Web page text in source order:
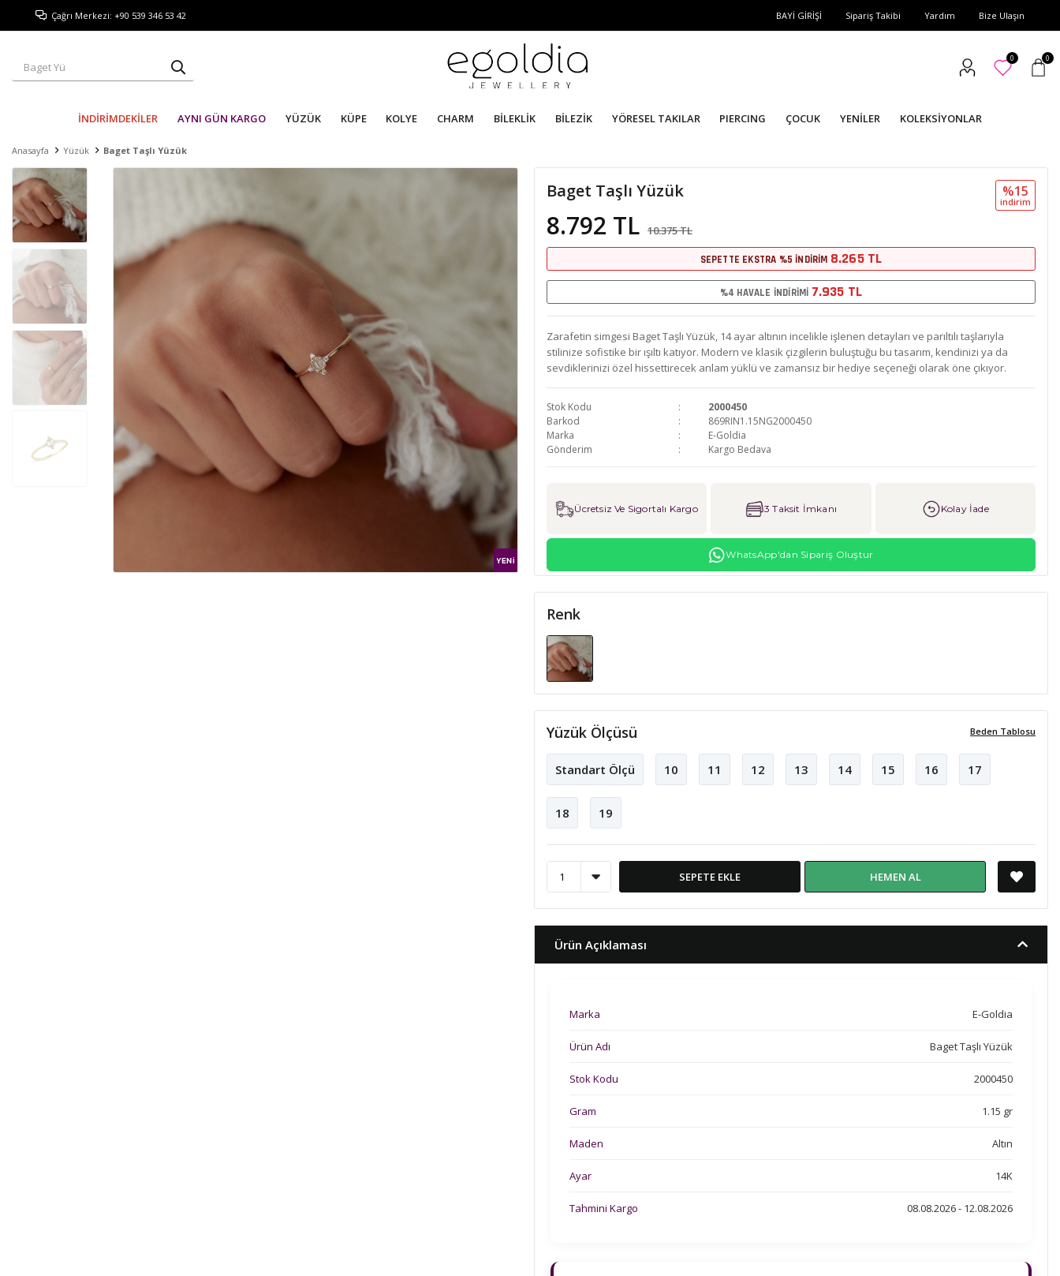
Çağrı Merkezi: +90 539 346 53 42 BAYİ GİRİŞİ Sipariş Takibi Yardım Bize Ulaşın
0 0
İNDİRİMDEKİLER AYNI GÜN KARGO YÜZÜK KÜPE KOLYE CHARM BİLEKLİK BİLEZİK YÖRESEL TAKILAR PIERCING ÇOCUK YENİLER KOLEKSİYONLAR
Anasayfa Yüzük Baget Taşlı Yüzük
Baget Taşlı Yüzük
8.792 TL 10.375 TL
%15
i̇ndi̇ri̇m
SEPETTE EKSTRA %5 İNDİRİM 8.265 TL
%4 HAVALE İNDİRİMİ 7.935 TL
Zarafetin simgesi Baget Taşlı Yüzük, 14 ayar altının incelikle işlenen detayları ve parıltılı taşlarıyla
stilinize sofistike bir ışıltı katıyor. Modern ve klasik çizgilerin buluştuğu bu tasarım, kendinizi ya da
sevdiklerinizi özel hissettirecek anlam yüklü ve zamansız bir hediye seçeneği olarak öne çıkıyor.
Stok Kodu
2000450
Barkod
869RIN1.15NG2000450
Marka
E-Goldia
Gönderim
Kargo Bedava
Ücretsiz Ve Sigortalı Kargo 3 Taksit İmkanı Kolay İade
WhatsApp'dan Sipariş Oluştur
Renk
Beden Tablosu
Yüzük Ölçüsü
Standart Ölçü 10 11 12 13 14 15 16 17
18 19
SEPETE EKLE HEMEN AL
Ürün Açıklaması
Marka E-Goldia
Ürün Adı Baget Taşlı Yüzük
Stok Kodu 2000450
Gram 1.15 gr
Maden Altın
Ayar 14K
Tahmini Kargo 08.08.2026 - 12.08.2026